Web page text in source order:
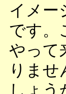
イメー
です。
やって
りま
しょ